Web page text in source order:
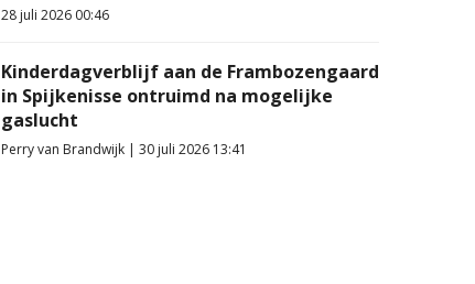
28 juli 2026 00:46
Kinderdagverblijf aan de Frambozengaard
in Spijkenisse ontruimd na mogelijke
gaslucht
Perry van Brandwijk | 30 juli 2026 13:41